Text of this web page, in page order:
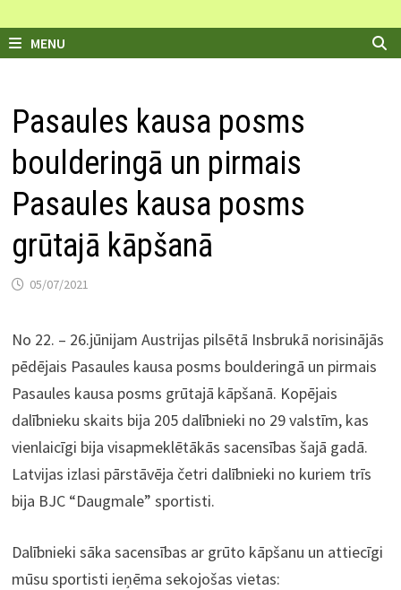
MENU
Pasaules kausa posms
boulderingā un pirmais
Pasaules kausa posms
grūtajā kāpšanā
05/07/2021
No 22. – 26.jūnijam Austrijas pilsētā Insbrukā norisinājās
pēdējais Pasaules kausa posms boulderingā un pirmais
Pasaules kausa posms grūtajā kāpšanā. Kopējais
dalībnieku skaits bija 205 dalībnieki no 29 valstīm, kas
vienlaicīgi bija visapmeklētākās sacensības šajā gadā.
Latvijas izlasi pārstāvēja četri dalībnieki no kuriem trīs
bija BJC “Daugmale” sportisti.
Dalībnieki sāka sacensības ar grūto kāpšanu un attiecīgi
mūsu sportisti ieņēma sekojošas vietas: